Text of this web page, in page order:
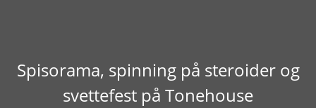
Spisorama, spinning på steroider og
svettefest på Tonehouse